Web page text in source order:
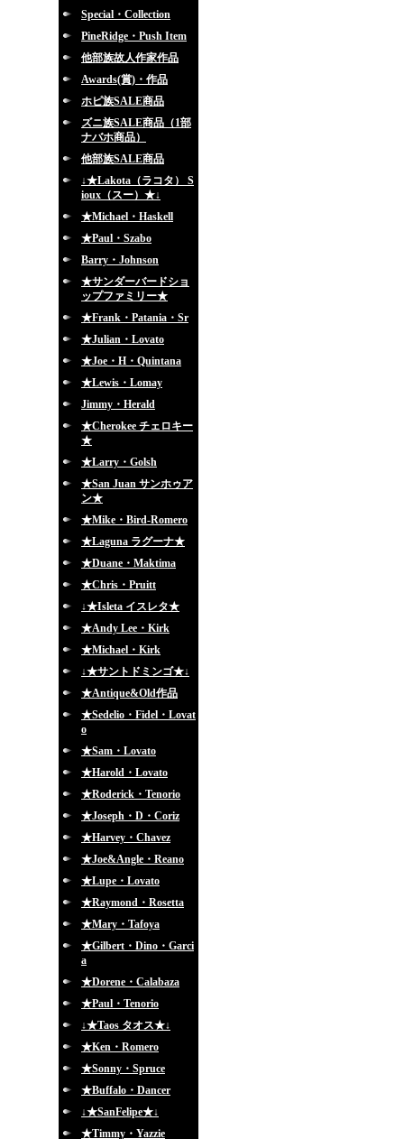
Special・Collection
PineRidge・Push Item
他部族故人作家作品
Awards(賞)・作品
ホピ族SALE商品
ズニ族SALE商品（1部
ナバホ商品）
他部族SALE商品
↓★Lakota（ラコタ） S
ioux（スー）★↓
★Michael・Haskell
★Paul・Szabo
Barry・Johnson
★サンダーバードショ
ップファミリー★
★Frank・Patania・Sr
★Julian・Lovato
★Joe・H・Quintana
★Lewis・Lomay
Jimmy・Herald
★Cherokee チェロキー
★
★Larry・Golsh
★San Juan サンホゥア
ン★
★Mike・Bird-Romero
★Laguna ラグーナ★
★Duane・Maktima
★Chris・Pruitt
↓★Isleta イスレタ★
★Andy Lee・Kirk
★Michael・Kirk
↓★サントドミンゴ★↓
★Antique&Old作品
★Sedelio・Fidel・Lovat
o
★Sam・Lovato
★Harold・Lovato
★Roderick・Tenorio
★Joseph・D・Coriz
★Harvey・Chavez
★Joe&Angle・Reano
★Lupe・Lovato
★Raymond・Rosetta
★Mary・Tafoya
★Gilbert・Dino・Garci
a
★Dorene・Calabaza
★Paul・Tenorio
↓★Taos タオス★↓
★Ken・Romero
★Sonny・Spruce
★Buffalo・Dancer
↓★SanFelipe★↓
★Timmy・Yazzie